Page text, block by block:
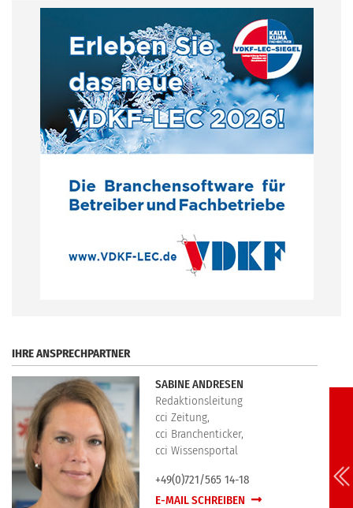
IHRE ANSPRECHPARTNER
SABINE ANDRESEN
Redaktionsleitung
cci Zeitung,
cci Branchenticker,
cci Wissensportal
+49(0)721/565 14-18
E-MAIL SCHREIBEN